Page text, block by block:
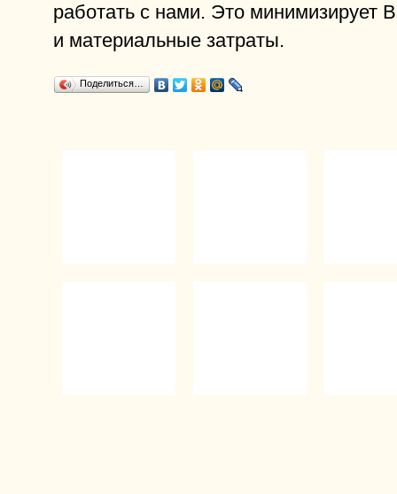
работать с нами. Это минимизирует
и материальные затраты.
Поделиться…